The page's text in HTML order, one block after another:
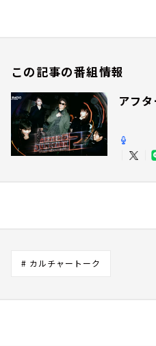
この記事の番組情報
アフ
# カルチャートーク